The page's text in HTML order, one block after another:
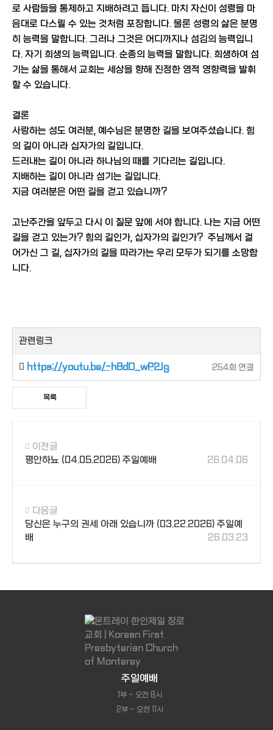
로 사람들을 통제하고 지배하려고 듭니다. 마치 자신이 성령을 마
음대로 다스릴 수 있는 것처럼 포장합니다. 물론 성령의 삶은 분명
히 능력을 말합니다. 그러나 그것은 어디까지나 섬김의 능력입니
다. 자기 희생의 능력입니다. 순종의 능력을 말합니다. 희생하여 섬
기는 삶을 통해서 교회는 세상을 향해 진정한 영적 영향력을 발휘
할 수 있습니다.
결론
사랑하는 성도 여러분, 예수님은 분명한 길을 보여주셨습니다. 힘
의 길이 아니라 십자가의 길입니다.
드러내는 길이 아니라 하나님의 때를 기다리는 길입니다.
지배하는 길이 아니라 섬기는 길입니다.
지금 여러분은 어떤 길을 걷고 있습니까?
고난주간을 앞두고 다시 이 질문 앞에 서야 합니다. 나는 지금 어떤
길을 걷고 있는가? 힘의 길인가, 십자가의 길인가? 주님께서 걸
어가신 그 길, 십자가의 길을 따라가는 우리 모두가 되기를 소망합
니다.
관련링크
https://youtu.be/-h8dD_wP2Jg 254회 연결
목록
이전글
평안하뇨 (04.05.2026) 주일예배
26.04.06
다음글
당신은 누구의 권세 아래 있습니까 (03.22.2026) 주일예
배
26.03.23
주일예배
1부 - 오전 8시
2부 - 오전 11시